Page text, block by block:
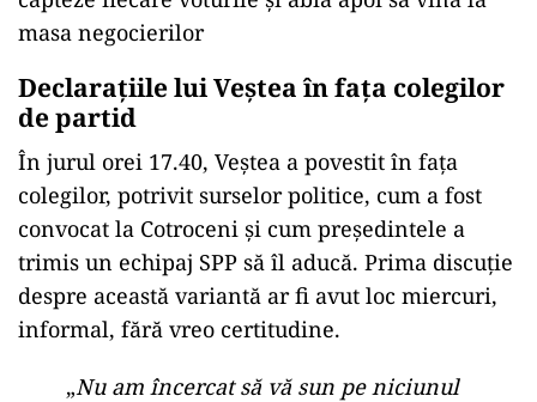
masa negocierilor
Declarațiile lui Veștea în fața colegilor
de partid
În jurul orei 17.40, Veștea a povestit în fața
colegilor, potrivit surselor politice, cum a fost
convocat la Cotroceni și cum președintele a
trimis un echipaj SPP să îl aducă. Prima discuție
despre această variantă ar fi avut loc miercuri,
informal, fără vreo certitudine.
„Nu am încercat să vă sun pe niciunul